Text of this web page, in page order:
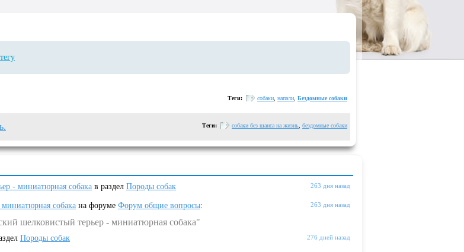
Теги: собаки напали Бездомные собаки
Теги: собаки без шанса на жизнь бездомные собаки
263 дня назад
- миниатюрная собака в раздел Породы собак
263 дня назад
собака на форуме Форум общие вопросы:
шелковистый терьер - миниатюрная собака"
276 дней назад
Породы собак